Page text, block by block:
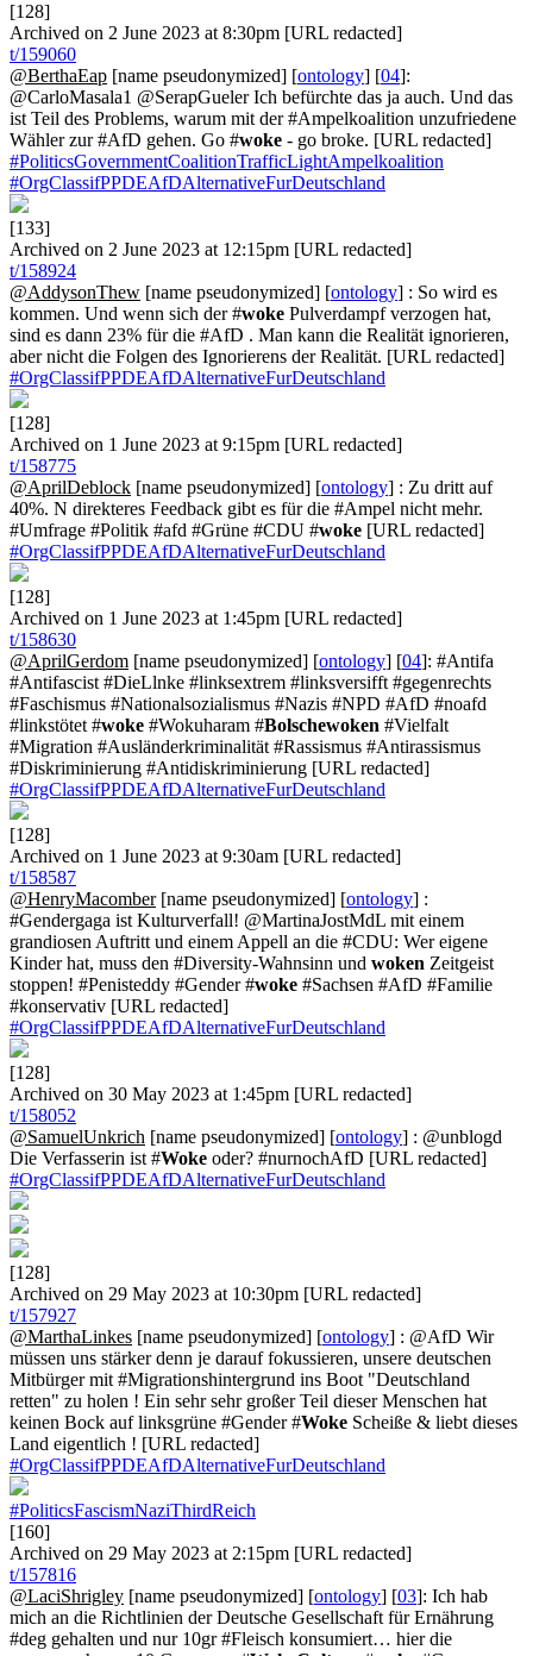
[128]
Archived on 2 June 2023 at 8:30pm [URL redacted]
t/159060
@BerthaEap [name pseudonymized] [ontology] [04]:
@CarloMasala1 @SerapGueler Ich befürchte das ja auch. Und das
ist Teil des Problems, warum mit der #Ampelkoalition unzufriedene
Wähler zur #AfD gehen. Go #woke - go broke. [URL redacted]
#PoliticsGovernmentCoalitionTrafficLightAmpelkoalition
#OrgClassifPPDEAfDAlternativeFurDeutschland
[133]
Archived on 2 June 2023 at 12:15pm [URL redacted]
t/158924
@AddysonThew [name pseudonymized] [ontology] : So wird es
kommen. Und wenn sich der #woke Pulverdampf verzogen hat,
sind es dann 23% für die #AfD . Man kann die Realität ignorieren,
aber nicht die Folgen des Ignorierens der Realität. [URL redacted]
#OrgClassifPPDEAfDAlternativeFurDeutschland
[128]
Archived on 1 June 2023 at 9:15pm [URL redacted]
t/158775
@AprilDeblock [name pseudonymized] [ontology] : Zu dritt auf
40%. N direkteres Feedback gibt es für die #Ampel nicht mehr.
#Umfrage #Politik #afd #Grüne #CDU #woke [URL redacted]
#OrgClassifPPDEAfDAlternativeFurDeutschland
[128]
Archived on 1 June 2023 at 1:45pm [URL redacted]
t/158630
@AprilGerdom [name pseudonymized] [ontology] [04]: #Antifa
#Antifascist #DieLlnke #linksextrem #linksversifft #gegenrechts
#Faschismus #Nationalsozialismus #Nazis #NPD #AfD #noafd
#linkstötet #woke #Wokuharam #Bolschewoken #Vielfalt
#Migration #Ausländerkriminalität #Rassismus #Antirassismus
#Diskriminierung #Antidiskriminierung [URL redacted]
#OrgClassifPPDEAfDAlternativeFurDeutschland
[128]
Archived on 1 June 2023 at 9:30am [URL redacted]
t/158587
@HenryMacomber[name pseudonymized] [ontology] :
#Gendergaga ist Kulturverfall! @MartinaJostMdL mit einem
grandiosen Auftritt und einem Appell an die #CDU: Wer eigene
Kinder hat, muss den #Diversity-Wahnsinn und woken Zeitgeist
stoppen! #Penisteddy #Gender #woke #Sachsen #AfD #Familie
#konservativ [URL redacted]
#OrgClassifPPDEAfDAlternativeFurDeutschland
[128]
Archived on 30 May 2023 at 1:45pm [URL redacted]
t/158052
@SamuelUnkrich [name pseudonymized] [ontology] : @unblogd
Die Verfasserin ist #Woke oder? #nurnochAfD [URL redacted]
#OrgClassifPPDEAfDAlternativeFurDeutschland
[128]
Archived on 29 May 2023 at 10:30pm [URL redacted]
t/157927
@MarthaLinkes [name pseudonymized] [ontology] : @AfD Wir
müssen uns stärker denn je darauf fokussieren, unsere deutschen
Mitbürger mit #Migrationshintergrund ins Boot "Deutschland
retten" zu holen ! Ein sehr sehr großer Teil dieser Menschen hat
keinen Bock auf linksgrüne #Gender #Woke Scheiße & liebt dieses
Land eigentlich ! [URL redacted]
#OrgClassifPPDEAfDAlternativeFurDeutschland
#PoliticsFascismNaziThirdReich
[160]
Archived on 29 May 2023 at 2:15pm [URL redacted]
t/157816
@LaciShrigley [name pseudonymized] [ontology] [03]: Ich hab
mich an die Richtlinien der Deutsche Gesellschaft für Ernährung
#deg gehalten und nur 10gr #Fleisch konsumiert… hier die